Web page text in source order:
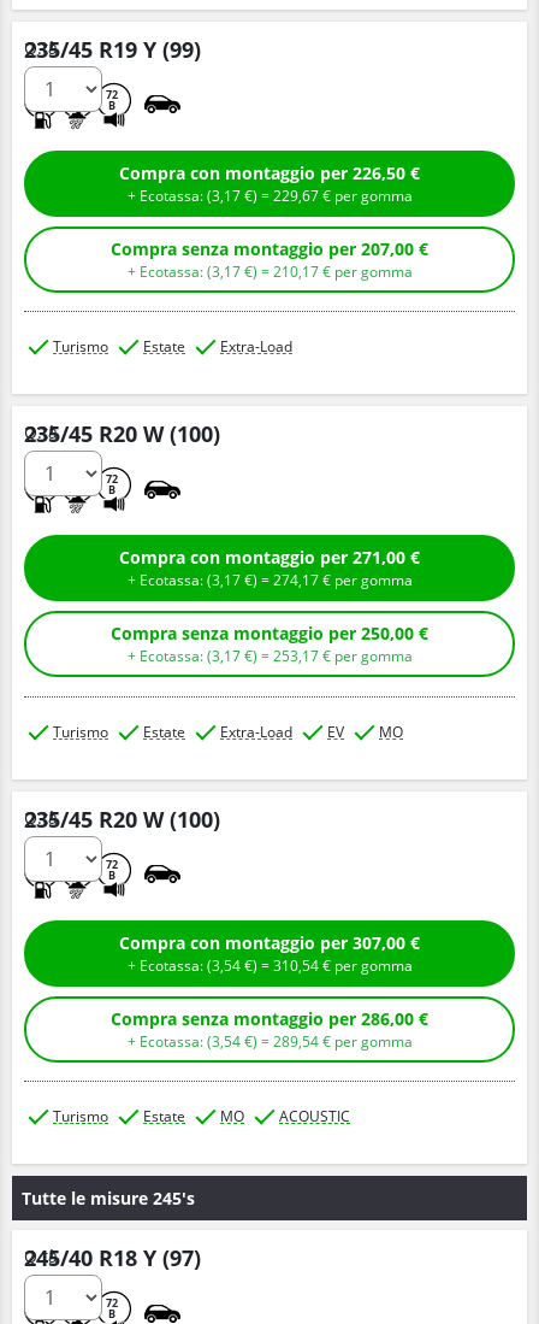
235/45 R19 Y (99)
72
B
Q.tà
Compra con montaggio per 226,50 €
+ Ecotassa: (3,17€ ) =229,67€ per gomma
Compra senza montaggio per 207,00 €
+ Ecotassa: (3,17€ ) =210,17€ per gomma
Turismo Estate Extra-Load
235/45 R20 W (100)
72
B
Q.tà
Compra con montaggio per 271,00 €
+ Ecotassa: (3,17€ ) =274,17€ per gomma
Compra senza montaggio per 250,00 €
+ Ecotassa: (3,17€ ) =253,17€ per gomma
Turismo Estate Extra-Load EV MO
235/45 R20 W (100)
72
B
Q.tà
Compra con montaggio per 307,00 €
+ Ecotassa: (3,54€ ) =310,54€ per gomma
Compra senza montaggio per 286,00 €
+ Ecotassa: (3,54€ ) =289,54€ per gomma
Turismo Estate MO ACOUSTIC
Tutte le misure 245's
245/40 R18 Y (97)
72
B
Q.tà